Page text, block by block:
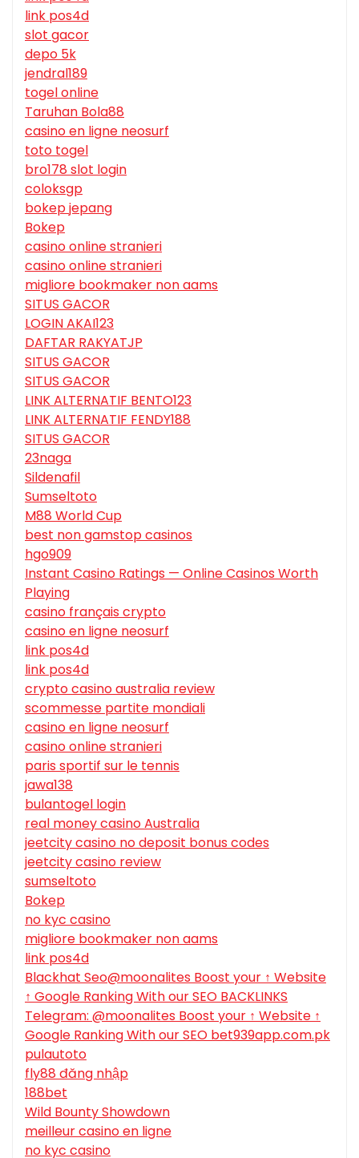
link pos4d
slot gacor
depo 5k
jendral189
togel online
Taruhan Bola88
casino en ligne neosurf
toto togel
bro178 slot login
coloksgp
bokep jepang
Bokep
casino online stranieri
casino online stranieri
migliore bookmaker non aams
SITUS GACOR
LOGIN AKAI123
DAFTAR RAKYATJP
SITUS GACOR
SITUS GACOR
LINK ALTERNATIF BENTO123
LINK ALTERNATIF FENDY188
SITUS GACOR
23naga
Sildenafil
Sumseltoto
M88 World Cup
best non gamstop casinos
hgo909
Instant Casino Ratings — Online Casinos Worth
Playing
casino français crypto
casino en ligne neosurf
link pos4d
link pos4d
crypto casino australia review
scommesse partite mondiali
casino en ligne neosurf
casino online stranieri
paris sportif sur le tennis
jawa138
bulantogel login
real money casino Australia
jeetcity casino no deposit bonus codes
jeetcity casino review
sumseltoto
Bokep
no kyc casino
migliore bookmaker non aams
link pos4d
Blackhat Seo@moonalites Boost your ↑ Website
↑ Google Ranking With our SEO BACKLINKS
Telegram: @moonalites Boost your ↑ Website ↑
Google Ranking With our SEO bet939app.com.pk
pulautoto
fly88 đăng nhập
188bet
Wild Bounty Showdown
meilleur casino en ligne
no kyc casino